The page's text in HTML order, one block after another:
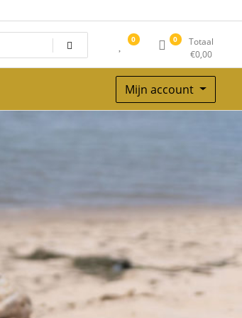
0 0
Totaal
€0,00
Mijn account